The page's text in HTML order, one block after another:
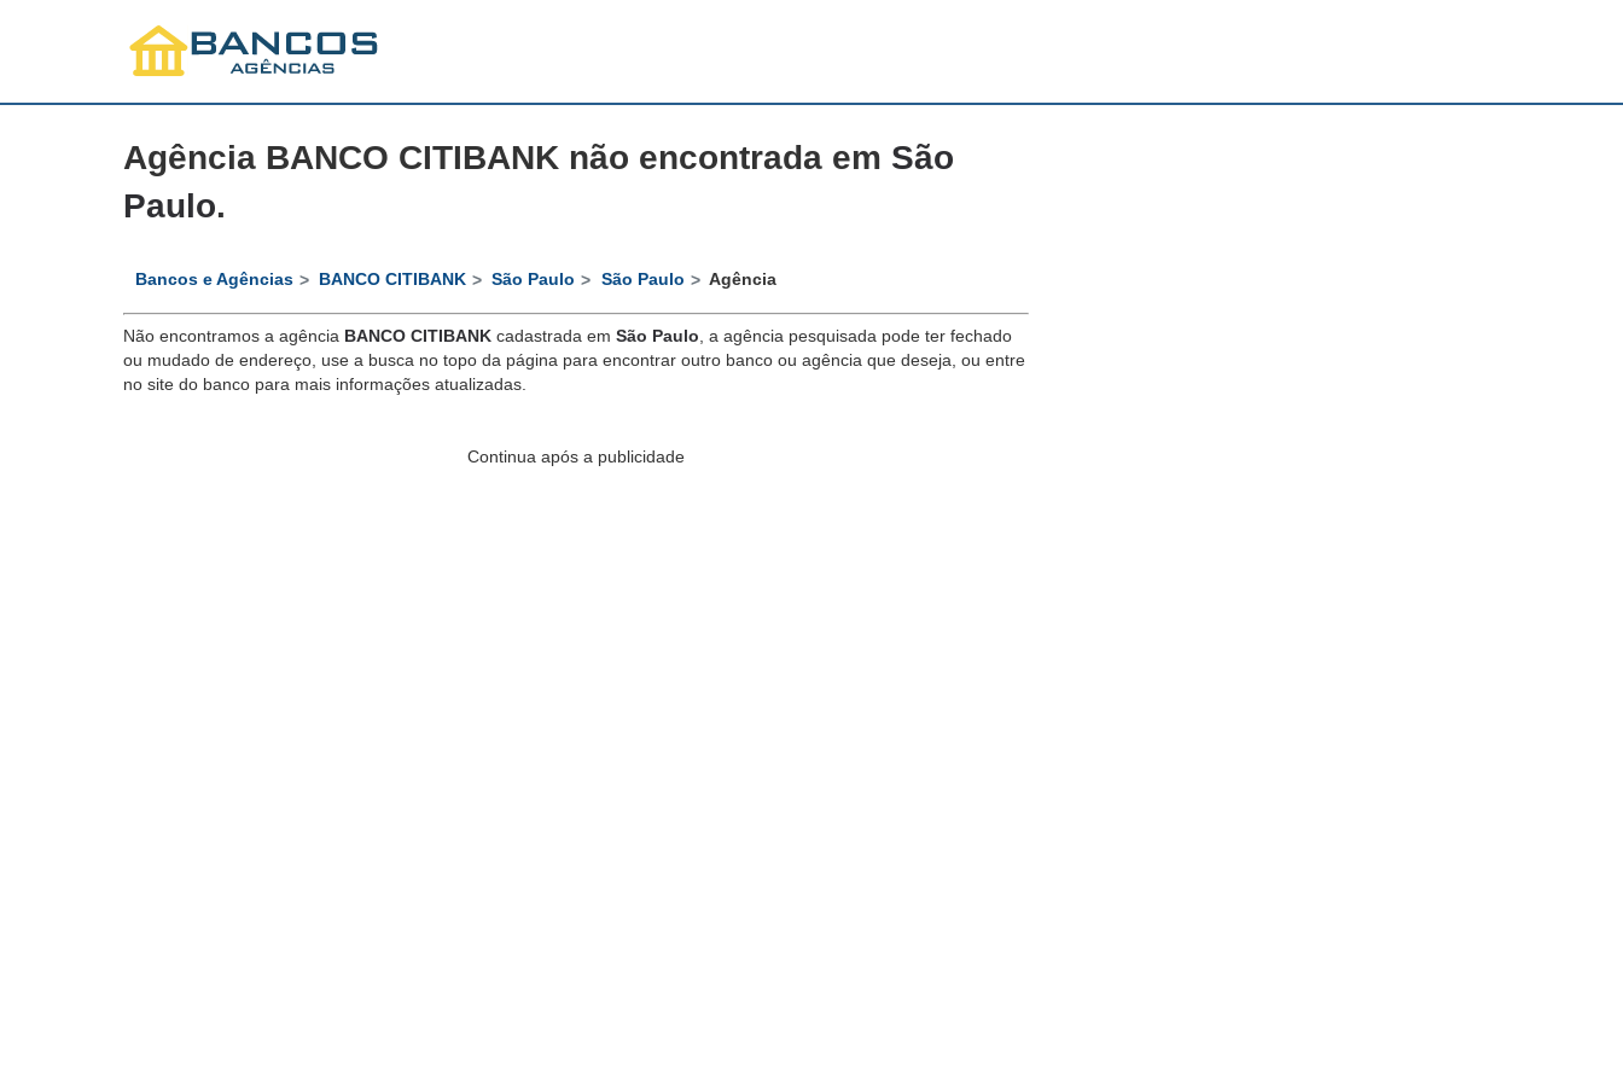
Agência BANCO CITIBANK não encontrada em São
Paulo.
Bancos e Agências BANCO CITIBANK São Paulo São Paulo Agência
Não encontramos a agência BANCO CITIBANK cadastrada em São Paulo , a agência pesquisada pode ter fechado
ou mudado de endereço, use a busca no topo da página para encontrar outro banco ou agência que deseja, ou entre
no site do banco para mais informações atualizadas.
Continua após a publicidade